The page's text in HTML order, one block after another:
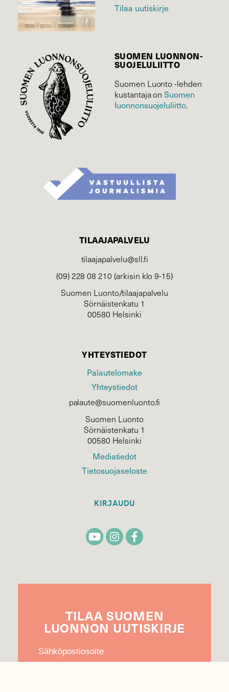
Tilaa uutiskirje
SUOMEN LUONNON­
SUOJELU­LIITTO
Suomen Luonto -lehden
kustantaja onSuomen
luonnonsuojelu­liitto.
TILAAJAPALVELU
tilaajapalvelu@sll.fi
(09) 228 08 210 (arkisin klo 9-15)
Suomen Luonto/tilaajapalvelu
Sörnäistenkatu 1
00580 Helsinki
YHTEYSTIEDOT
Palautelomake
Yhteystiedot
palaute@suomenluonto.fi
Suomen Luonto
Sörnäistenkatu 1
00580 Helsinki
Mediatiedot
Tietosuojaseloste
KIRJAUDU
TILAA SUOMEN
LUONNON UUTIS­KIRJE
Sähköpostiosoite